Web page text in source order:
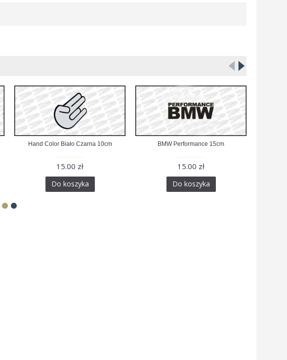
Hand Color Biało Czarna 10cm
15.00 zł
Do koszyka
BMW Performance 15cm
15.00 zł
Do koszyka